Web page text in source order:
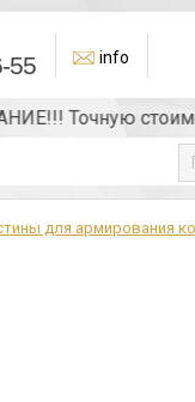
55 info
Точную
для армирования